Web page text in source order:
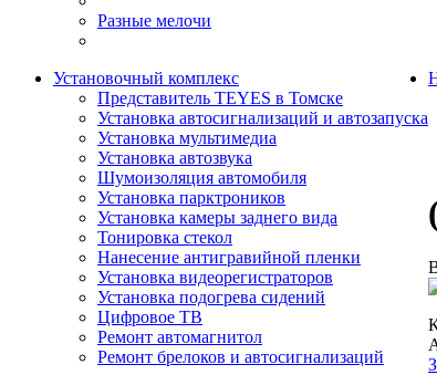
Разные мелочи
Установочный комплекс
Представитель TEYES в Томске
Установка автосигнализаций и автозапуска
Установка мультимедиа
Установка автозвука
Шумоизоляция автомобиля
Установка парктроников
Установка камеры заднего вида
Тонировка стекол
Нанесение антигравийной пленки
Установка видеорегистраторов
Установка подогрева сидений
Цифровое ТВ
Ремонт автомагнитол
Ремонт брелоков и автосигнализаций